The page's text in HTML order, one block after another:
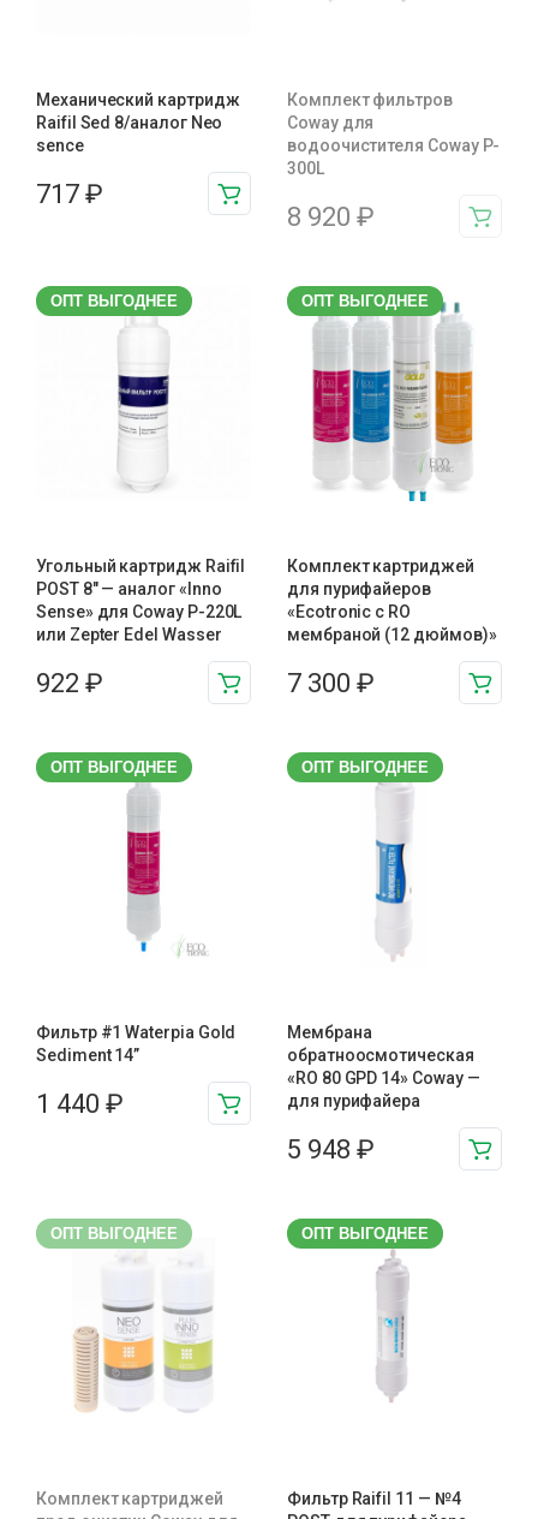
Механический картридж
Raifil Sed 8/аналог Neo
sence
717 ₽
Комплект фильтров
Coway для
водоочистителя Coway P-
300L
8 920 ₽
ОПТ ВЫГОДНЕЕ
Угольный картридж Raifil
POST 8″ — аналог «Inno
Sense» для Coway P-220L
или Zepter Edel Wasser
922 ₽
ОПТ ВЫГОДНЕЕ
Комплект картриджей
для пурифайеров
«Ecotronic с RO
мембраной (12 дюймов)»
7 300 ₽
ОПТ ВЫГОДНЕЕ
Фильтр #1 Waterpia Gold
Sediment 14”
1 440 ₽
ОПТ ВЫГОДНЕЕ
Мембрана
обратноосмотическая
«RO 80 GPD 14» Coway —
для пурифайера
5 948 ₽
ОПТ ВЫГОДНЕЕ
Комплект картриджей
ОПТ ВЫГОДНЕЕ
Фильтр Raifil 11 — №4